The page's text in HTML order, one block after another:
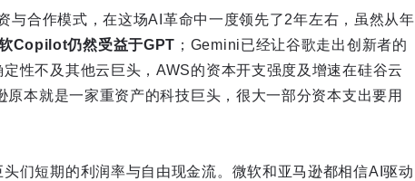
与合作模式，在这场AI革命中一度领先了2年左右，虽然从年
Copilot仍然受益于GPT ；Gemini已经让谷歌走出创新者的
性不及其他云巨头，AWS的资本开支强度及增速在硅谷云
本就是一家重资产的科技巨头，很大一部分资本支出要用
们短期的利润率与自由现金流。微软和亚马逊都相信AI驱动